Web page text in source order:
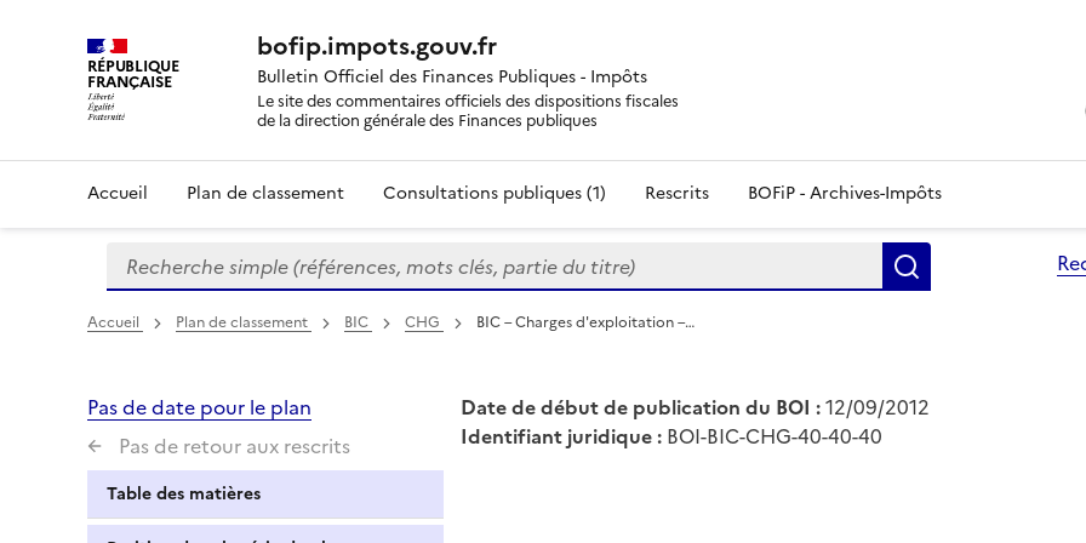
RÉPUBLIQUE
FRANÇAISE
bofip.impots.gouv.fr
Bulletin Officiel des Finances Publiques - Impôts
Le site des commentaires officiels des dispositions fiscales
de la direction générale des Finances publiques
Accueil Plan de classement Consultations publiques (1) Rescrits BOFiP - Archives-Impôts
Formulaire
de
recherche
Recherche simple (références, mots clés, partie du titre)
Accueil Plan de classement BIC CHG BIC – Charges d'exploitation –…
Pas de date pour le plan
Pas de retour aux rescrits
Table des matières
Date de début de publication du BOI :12/09/2012
Identifiant juridique : BOI-BIC-CHG-40-40-40